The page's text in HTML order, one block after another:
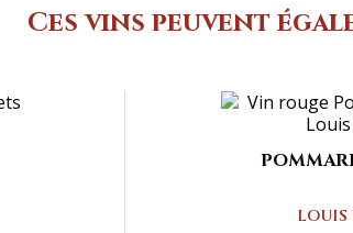
Ces vins peuvent
LOUIS